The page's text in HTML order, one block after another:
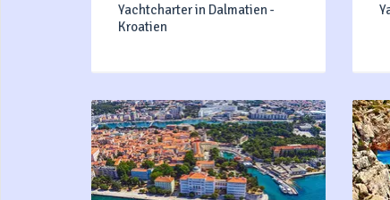
Yachtcharter in Dalmatien -
Kroatien